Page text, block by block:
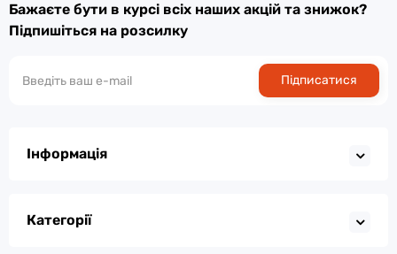
Бажаєте бути в курсі всіх наших акцій та знижок?
Підпишіться на розсилку
Підписатися
Інформація
Категорії